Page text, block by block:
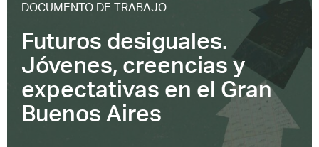
DOCUMENTO DE TRABAJO
Futuros desiguales.
Jóvenes, creencias y
expectativas en el Gran
Buenos Aires